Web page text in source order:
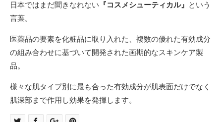
日本ではまだ聞きなれない 『コスメシューティカル』 という
言葉。
医薬品の要素を化粧品に取り入れた、複数の優れた有効成分
の組み合わせに基づいて開発された画期的なスキンケア製
品。
様々な肌タイプ別に最も合った有効成分が肌表面だけでなく
肌深部まで作用し効果を発揮します。